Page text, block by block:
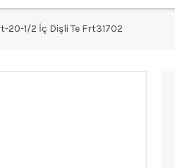
20-1/2 İç Dişli Te Frt31702